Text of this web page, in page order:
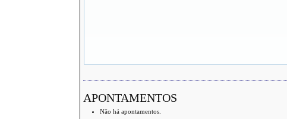
APONTAMENTOS
Não há apontamentos.